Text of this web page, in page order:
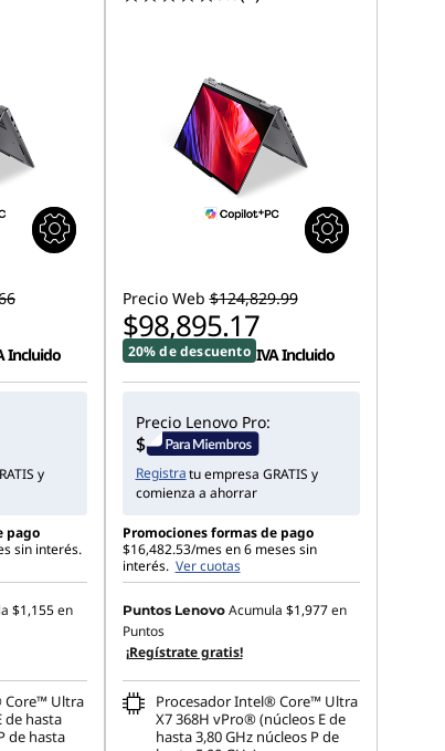
Incluido
y
pago
sin interés.
$1,155en
Core™ Ultra
de hasta
de hasta
Precio Web $124,829.99
$98,895.17
20% de descuento IVA Incluido
Precio Lenovo Pro:
Registratu empresa GRATIS y
comienza a ahorrar
Promociones formas de pago
$16,482.53/mes en 6 meses sin
interés. Ver cuotas
Puntos Lenovo Acumula $1,977en
Puntos
¡Regístrate gratis!
Procesador Intel® Core™ Ultra
X7 368H vPro® (núcleos E de
hasta 3,80 GHz núcleos P de